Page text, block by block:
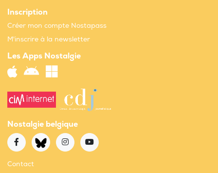
Inscription
Créer mon compte Nostapass
M'inscrire à la newsletter
Les Apps Nostalgie
Nostalgie belgique
Contact